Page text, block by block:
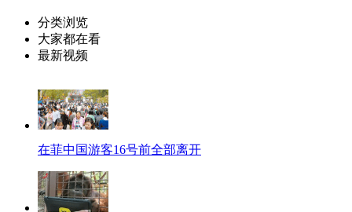
分类浏览
大家都在看
最新视频
在菲中国游客16号前全部离开